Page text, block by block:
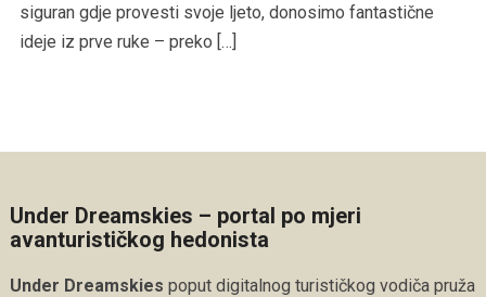
siguran gdje provesti svoje ljeto, donosimo fantastične
ideje iz prve ruke – preko […]
Under Dreamskies – portal po mjeri
avanturističkog hedonista
Under Dreamskies poput digitalnog turističkog vodiča pruža